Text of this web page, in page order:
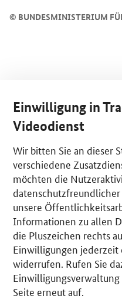
© BUNDESMINISTERIUM
Einwilligung in
Videodienst
Wir bitten Sie an dieser
verschiedene
möchten die
unsere
Informationen zu allen
die Pluszeichen rechts
Einwilligungen
widerrufen. Rufen Sie
Seite erneut auf.